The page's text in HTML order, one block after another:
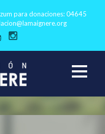
para donaciones: 04645